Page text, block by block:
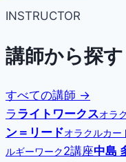
INSTRUCTOR
講師から探す
すべての講師 →
ラ ライトワークスオラ
ン＝リードオラクルカー
ルギーワーク2講座中島